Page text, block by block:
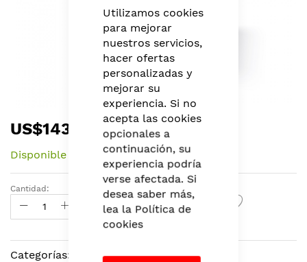
Utilizamos cookies
para mejorar
nuestros servicios,
hacer ofertas
personalizadas y
mejorar su
experiencia. Si no
acepta las cookies
opcionales a
continuación, su
experiencia podría
verse afectada. Si
desea saber más,
lea la Política de
cookies
to
beginning
of
the
images
gallery
US$143,69
Disponible
Cantidad:
Agregar Al Carrito
Categorías: Bebidas,Electrodomésticos